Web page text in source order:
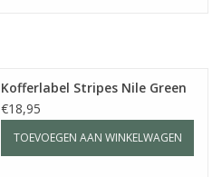
Kofferlabel Stripes Nile Green
€18,95
TOEVOEGEN AAN WINKELWAGEN